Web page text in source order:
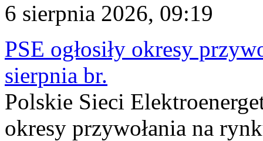
6 sierpnia 2026, 09:19
PSE ogłosiły okresy
sierpnia br.
Polskie Sieci
okresy przywołania na